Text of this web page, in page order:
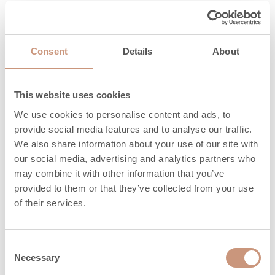
Consent Details About
This website uses cookies
We use cookies to personalise content and ads, to
provide social media features and to analyse our traffic.
We also share information about your use of our site with
our social media, advertising and analytics partners who
may combine it with other information that you’ve
provided to them or that they’ve collected from your use
of their services.
Selection
Necessary
Longueur du bois
de chauffage,
mm
330 (200-330)
Durée de
restitution de la
chaleur (h) 100%
3,9
Durée de
restitution de la
chaleur (h) 50%
13,4
restitution de la
21,3